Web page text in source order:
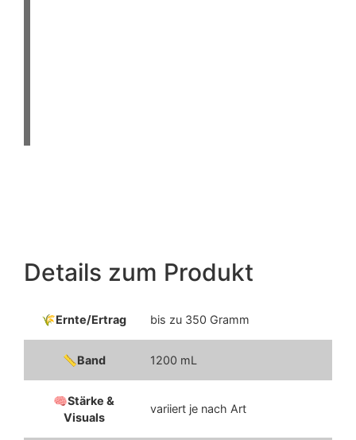
Details zum Produkt
Ernte/Ertrag bis zu 350 Gramm
Band 1200 mL
Stärke &
Visuals
variiert je nach Art